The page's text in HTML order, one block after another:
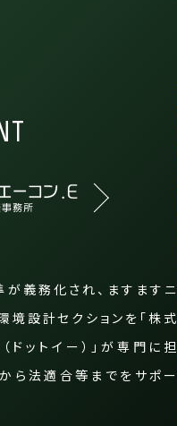
義務化され、ますますニ
境設計セクションを「株式
ットイー）」が専門に担
ら法適合等までをサポー